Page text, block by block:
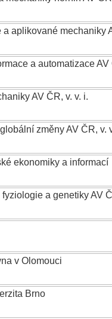
a aplikované mechaniky
a automatizace AV
AV ČR, v. v. i.
změny AV ČR, v.
ekonomiky a informací
a genetiky AV
v Olomouci
Brno